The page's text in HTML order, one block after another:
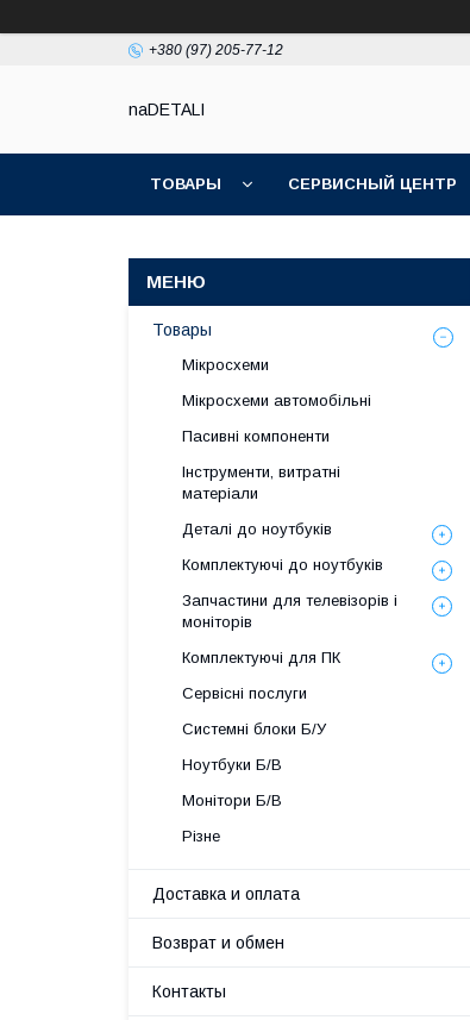
+380 (97) 205-77-12
naDETALI
ТОВАРЫ СЕРВИСНЫЙ ЦЕНТР
Товары
Мікросхеми
Мікросхеми автомобільні
Пасивні компоненти
Інструменти, витратні
матеріали
Деталі до ноутбуків
Комплектуючі до ноутбуків
Запчастини для телевізорів і
моніторів
Комплектуючі для ПК
Сервісні послуги
Системні блоки Б/У
Ноутбуки Б/В
Монітори Б/В
Різне
Доставка и оплата
Возврат и обмен
Контакты